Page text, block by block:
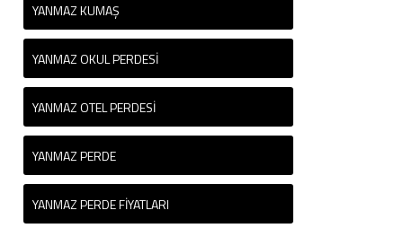
YANMAZ KUMAŞ
YANMAZ OKUL PERDESI
YANMAZ OTEL PERDESI
YANMAZ PERDE
YANMAZ PERDE FIYATLARI